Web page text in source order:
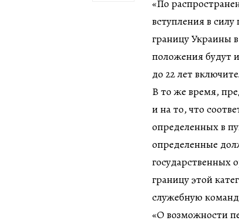
«По
вступления в
границу Украины
положения будут
до 22 лет
В то же время,
и на то, что
определенных в
определенные
государственных
границу этой
служебную
«О возможности